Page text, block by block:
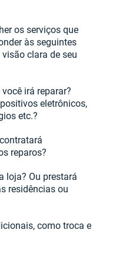
os serviços que
às seguintes
clara de seu
irá reparar?
eletrônicos,
etc.?
reparos?
loja? Ou prestará
residências ou
como troca e